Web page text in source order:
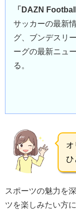
「DAZN
サッカーの最新
グ、ブンデスリ
ーグの最新ニュ
る。
オ
ひ
スポーツの魅力を
ツを楽しみたい方